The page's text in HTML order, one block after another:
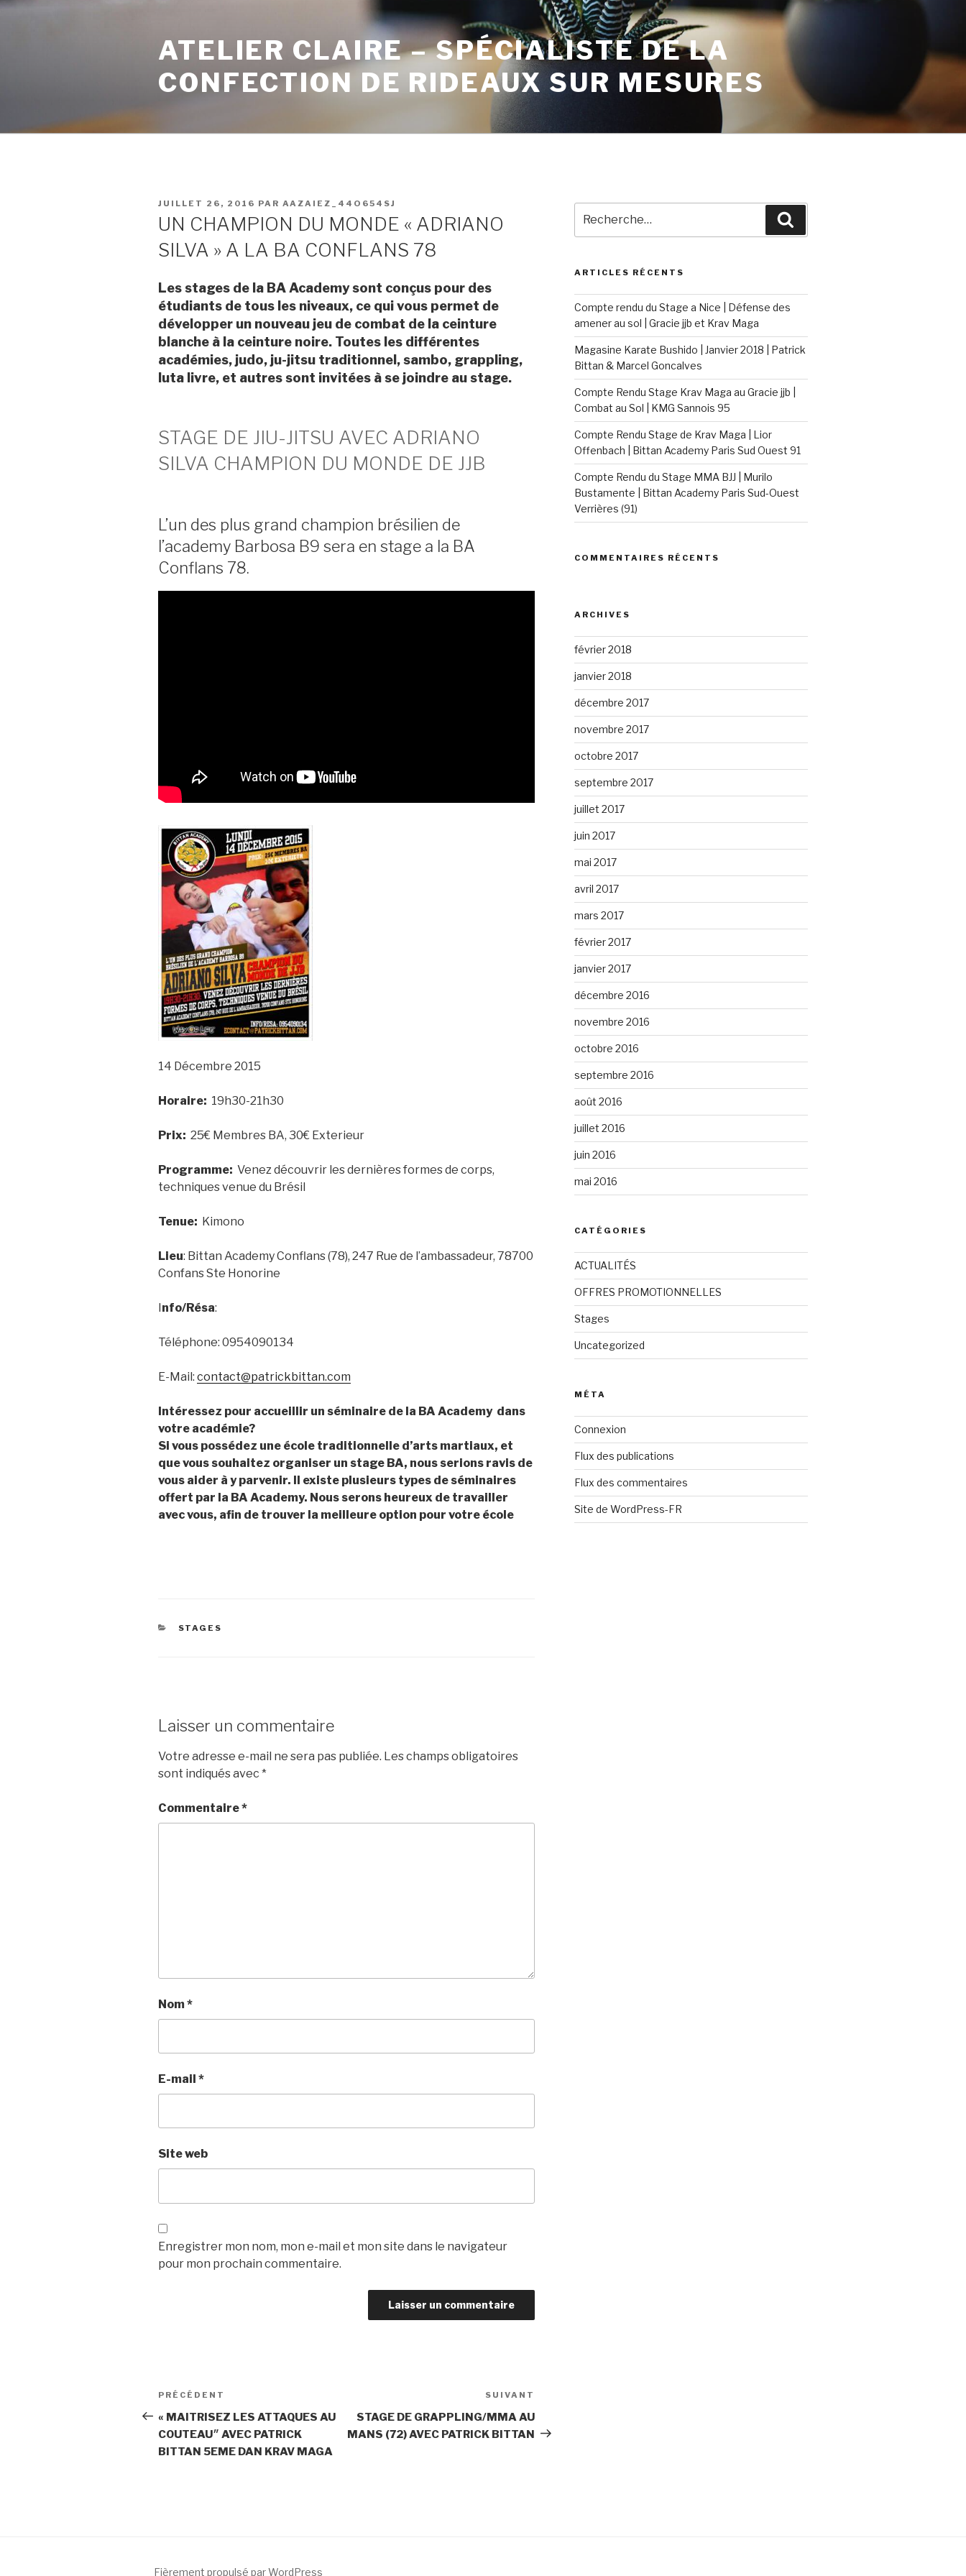
ATELIER CLAIRE – SPÉCIALISTE DE LA
CONFECTION DE RIDEAUX SUR MESURES
JUILLET 26, 2016 PAR AAZAIEZ_44O654SJ
UN CHAMPION DU MONDE « ADRIANO
SILVA » A LA BA CONFLANS 78
Les stages de la BA Academy sont conçus pour des
étudiants de tous les niveaux, ce qui vous permet de
développer un nouveau jeu de combat de la ceinture
blanche à la ceinture noire. Toutes les différentes
académies, judo, ju-jitsu traditionnel, sambo, grappling,
luta livre, et autres sont invitées à se joindre au stage.
STAGE DE JIU-JITSU AVEC ADRIANO
SILVA CHAMPION DU MONDE DE JJB
L’un des plus grand champion brésilien de
l’academy Barbosa B9 sera en stage a la BA
Conflans 78.
14 Décembre 2015
Horaire: 19h30-21h30
Prix: 25€ Membres BA, 30€ Exterieur
Programme: Venez découvrir les dernières formes de corps,
techniques venue du Brésil
Tenue: Kimono
Lieu: Bittan Academy Conflans (78), 247 Rue de l’ambassadeur, 78700
Confans Ste Honorine
Info/Résa:
Téléphone: 0954090134
E-Mail: contact@patrickbittan.com
Intéressez pour accueillir un séminaire de la BA Academy dans
votre académie?
Si vous possédez une école traditionnelle d’arts martiaux, et
que vous souhaitez organiser un stage BA, nous serions ravis de
vous aider à y parvenir. Il existe plusieurs types de séminaires
offert par la BA Academy. Nous serons heureux de travailler
avec vous, afin de trouver la meilleure option pour votre école
STAGES
Laisser un commentaire
Votre adresse e-mail ne sera pas publiée. Les champs obligatoires
sont indiqués avec *
Commentaire*
Nom*
E-mail *
Site web
Enregistrer mon nom, mon e-mail et mon site dans le navigateur
pour mon prochain commentaire.
PRÉCÉDENT
« MAITRISEZ LES ATTAQUES AU
COUTEAU״ AVEC PATRICK
BITTAN 5EME DAN KRAV MAGA
SUIVANT
STAGE DE GRAPPLING/MMA AU
MANS (72) AVEC PATRICK BITTAN
ARTICLES RÉCENTS
Compte rendu du Stage a Nice | Défense des
amener au sol | Gracie jjb et Krav Maga
Magasine Karate Bushido | Janvier 2018 | Patrick
Bittan & Marcel Goncalves
Compte Rendu Stage Krav Maga au Gracie jjb |
Combat au Sol | KMG Sannois 95
Compte Rendu Stage de Krav Maga | Lior
Offenbach | Bittan Academy Paris Sud Ouest 91
Compte Rendu du Stage MMA BJJ | Murilo
Bustamente | Bittan Academy Paris Sud-Ouest
Verrières (91)
COMMENTAIRES RÉCENTS
ARCHIVES
février 2018
janvier 2018
décembre 2017
novembre 2017
octobre 2017
septembre 2017
juillet 2017
juin 2017
mai 2017
avril 2017
mars 2017
février 2017
janvier 2017
décembre 2016
novembre 2016
octobre 2016
septembre 2016
août 2016
juillet 2016
juin 2016
mai 2016
CATÉGORIES
ACTUALITÉS
OFFRES PROMOTIONNELLES
Stages
Uncategorized
MÉTA
Connexion
Flux des publications
Flux des commentaires
Site de WordPress-FR
Fièrement propulsé par WordPress